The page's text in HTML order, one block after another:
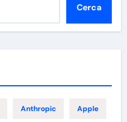
Cerca
Anthropic Apple